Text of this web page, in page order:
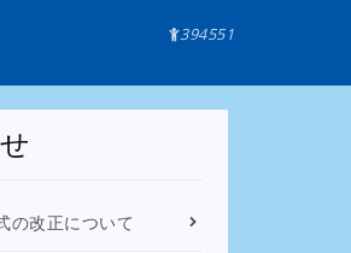
394551
の改正について